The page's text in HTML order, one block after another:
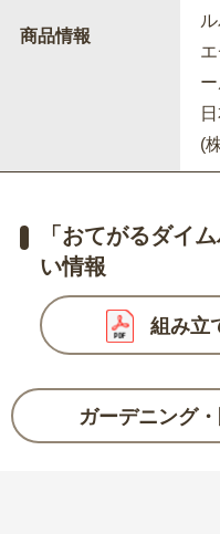
商品情報
(
「おてがるダイ
い情報
組み立
ガーデニング